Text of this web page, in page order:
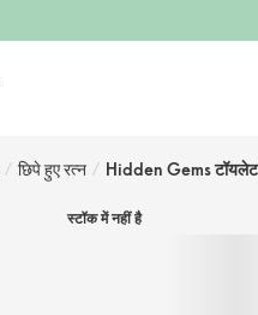
/ छिपे हुए रत्न / Hidden Gems
स्टॉक में नहीं है